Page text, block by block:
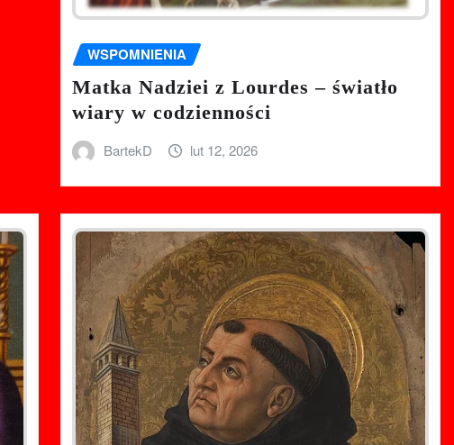
WSPOMNIENIA
Matka Nadziei z Lourdes – światło
wiary w codzienności
BartekD lut 12, 2026